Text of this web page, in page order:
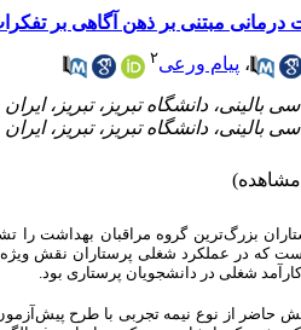
مبتنی بر ذهن آگاهی بر
، پیام ورعی۲
بزرگ‌ترین گروه مراقبان بهداشت را
که در عملکرد شغلی پرستاران نقش
شغلی در دانشجویان پرستاری بود.
حاضر از نوع نیمه تجربی با طرح